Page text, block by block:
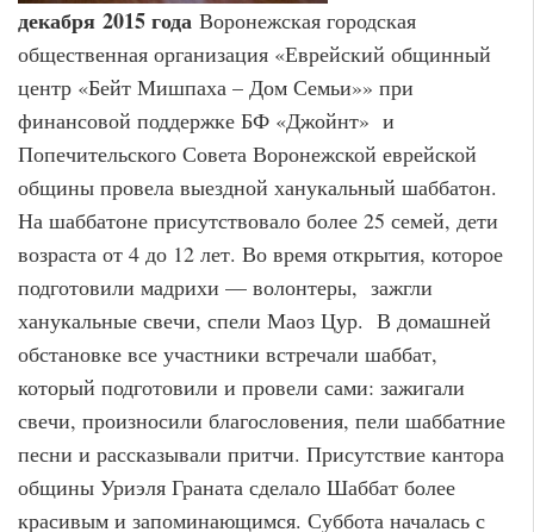
декабря 2015 года Воронежская городская
общественная организация «Еврейский общинный
центр «Бейт Мишпаха – Дом Семьи»» при
финансовой поддержке БФ «Джойнт» и
Попечительского Совета Воронежской еврейской
общины провела выездной ханукальный шаббатон.
На шаббатоне присутствовало более 25 семей, дети
возраста от 4 до 12 лет. Во время открытия, которое
подготовили мадрихи — волонтеры, зажгли
ханукальные свечи, спели Маоз Цур. В домашней
обстановке все участники встречали шаббат,
который подготовили и провели сами: зажигали
свечи, произносили благословения, пели шаббатние
песни и рассказывали притчи. Присутствие кантора
общины Уриэля Граната сделало Шаббат более
красивым и запоминающимся. Суббота началась с